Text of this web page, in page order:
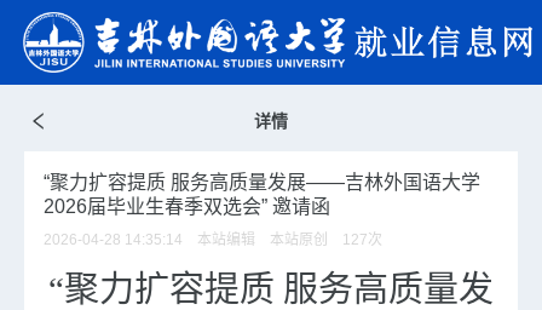
详情
“聚力扩容提质 服务高质量发展——吉林外国语大学
2026届毕业生春季双选会” 邀请函
2026-04-28 14:35:14 本站编辑 本站原创 127次
“聚力扩容提质 服务高质量发